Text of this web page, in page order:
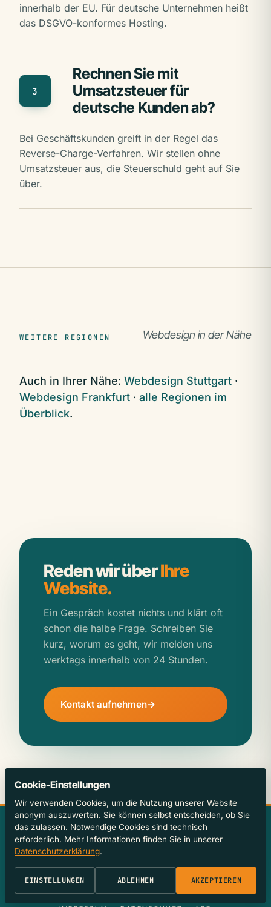
innerhalb der EU. Für deutsche Unternehmen heißt
das DSGVO-konformes Hosting.
3
Rechnen Sie mit
Umsatzsteuer für
deutsche Kunden ab?
Bei Geschäftskunden greift in der Regel das
Reverse-Charge-Verfahren. Wir stellen ohne
Umsatzsteuer aus, die Steuerschuld geht auf Sie
über.
WEITERE REGIONEN Webdesign in der Nähe
Auch in Ihrer Nähe: Webdesign Stuttgart ·
Webdesign Frankfurt · alle Regionen im
Überblick.
Reden wir überIhre
Website.
Ein Gespräch kostet nichts und klärt oft
schon die halbe Frage. Schreiben Sie
kurz, worum es geht, wir melden uns
werktags innerhalb von 24 Stunden.
Kontakt aufnehmen
KONTAKT
OFFICE@JANHOFER.AT
BOCKGASSE 3, 4020 LINZ
Cookie-Einstellungen
Wir verwenden Cookies, um die Nutzung unserer Website
anonym auszuwerten. Sie können selbst entscheiden, ob Sie
das zulassen. Notwendige Cookies sind technisch
erforderlich. Mehr Informationen finden Sie in unserer
Datenschutzerklärung.
EINSTELLUNGEN ABLEHNEN AKZEPTIEREN